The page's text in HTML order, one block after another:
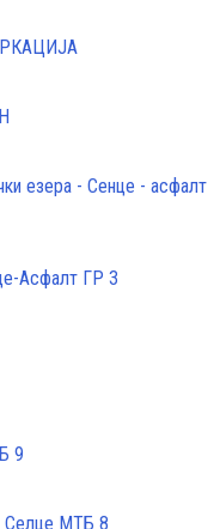
езера - Сенце - асфалт
Асфалт ГР 3
9
Селце МТБ 8